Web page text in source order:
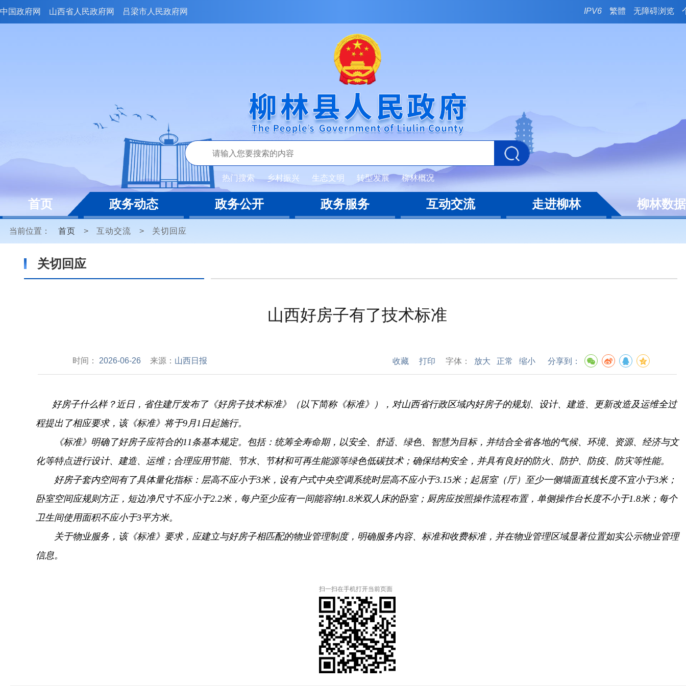
中国政府网 山西省人民政府网 吕梁市人民政府网 IPV6 繁體 无障碍浏览
热门搜索 乡村振兴 生态文明 转型发展 柳林概况
首页 政务动态 政务公开 政务服务 互动交流 走进柳林 柳林数据
当前位置： 首页 > 互动交流 > 关切回应
关切回应
山西好房子有了技术标准
时间： 2026-06-26 来源： 山西日报 收藏 打印 字体： 放大 正常 缩小 分享到：
好房子什么样？近日， 省住建厅发布了《好房子技术标准》（以下简称《标准》）， 对山西省行政区域内好房子的规划、 设计、 建造、
更新改造及运维全过
程提出了相应要求， 该《标准》将于9月1日起施行。
《标准》明确了好房子应符合的11条基本规定。 包括： 统筹全寿命期， 以安全、 舒适、 绿色、 智慧为目标， 并结合全省各地的气候、 环境、 资源、 经济与文
化等特点进行设计、 建造、 运维； 合理应用节能、 节水、 节材和可再生能源等绿色低碳技术； 确保结构安全， 并具有良好的防火、 防护、 防疫、 防灾等性能。
好房子套内空间有了具体量化指标： 层高不应小于3米， 设有户式中央空调系统时层高不应小于3.15米； 起居室（厅）至少一侧墙面直线长度不宜小于3米；
卧室空间应规则方正， 短边净尺寸不应小于2.2米， 每户至少应有一间能容纳1.8米双人床的卧室； 厨房应按照操作流程布置， 单侧操作台长度不小于1.8米； 每个
卫生间使用面积不应小于3平方米。
关于物业服务， 该《标准》要求， 应建立与好房子相匹配的物业管理制度， 明确服务内容、 标准和收费标准， 并在物业管理区域显著位置如实公示物业管理
信息。
扫一扫在手机打开当前页面